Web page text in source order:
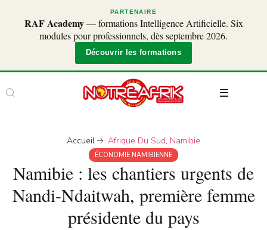
PARTENAIRE
RAF Academy— formations Intelligence Artificielle. Six
modules pour professionnels, dès septembre 2026.
Découvrir les formations
Accueil Afrique Du Sud, Namibie
ÉCONOMIE NAMIBIENNE
Namibie : les chantiers urgents de
Nandi-Ndaitwah, première femme
présidente du pays